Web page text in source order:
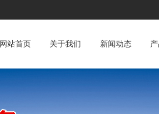
网站首页 关于我们 新闻动态